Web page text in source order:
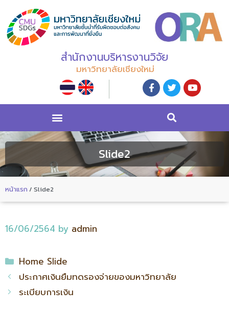
สำนักงานบริหารงานวิจัย
มหาวิทยาลัยเชียงใหม่
Slide2
หน้าแรก / Slide2
16/06/2564 by admin
Home Slide
ประกาศเงินยืมทดรองจ่ายของมหาวิทยาลัย
ระเบียบการเงิน